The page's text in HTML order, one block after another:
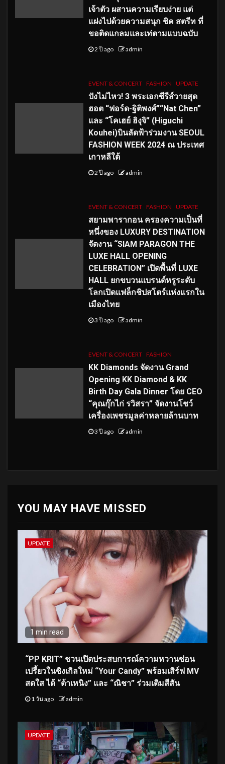
เจ้าตัว ผสานความเรียบง่าย แต่
แฝงไปด้วยความสนุก ชิค สตรีท ที่
ขอติดแกลมและเท่ตามแบบฉบับ
2 ปี ago admin
EVENT & CONCERT FASHION UPDATE
ปังไม่ไหว! 3 พระเอกซีรีส์วายสุด
ฮอต “ฟอร์ด-ฐิติพงศ์”“Nat Chen”
และ “โคเฮย์ ฮิงุจิ” (Higuchi
Kouhei)บินลัดฟ้าร่วมงาน SEOUL
FASHION WEEK 2024 ณ ประเทศ
เกาหลีใต้
2 ปี ago admin
EVENT & CONCERT FASHION UPDATE
สยามพารากอน ครองความเป็นที่
หนึ่งของ LUXURY DESTINATION
จัดงาน “SIAM PARAGON THE
LUXE HALL OPENING
CELEBRATION” เปิดพื้นที่ LUXE
HALL ยกขบวนแบรนด์หรูระดับ
โลกเปิดแฟล็กชิปสโตร์แห่งแรกใน
เมืองไทย
3 ปี ago admin
EVENT & CONCERT FASHION
KK Diamonds จัดงาน Grand
Opening KK Diamond & KK
Birth Day Gala Dinner โดย CEO
“คุณกุ๊กไก่ รวิสรา” จัดงานโชว์
เครื่องเพชรมูลค่าหลายล้านบาท
3 ปี ago admin
YOU MAY HAVE MISSED
UPDATE
1 min read
“PP KRIT” ชวนเปิดประสบการณ์ความหวานซ่อน
เปรี้ยวในซิงเกิลใหม่ “Your Candy” พร้อมเสิร์ฟ MV
สดใส ได้ “ต้าเหนิง” และ “ณิชา” ร่วมเติมสีสัน
1 วัน ago admin
UPDATE